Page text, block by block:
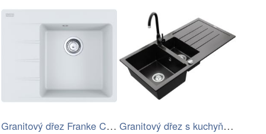
Granitový dřez Franke CNG 611-62 TL/7… Granitový dřez s kuchyňskou baterií…